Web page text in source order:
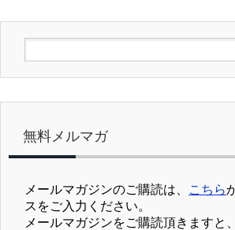
無料メルマガ
メールマガジンのご購読は、 こちら
スをご入力ください。
メールマガジンをご購読頂きますと